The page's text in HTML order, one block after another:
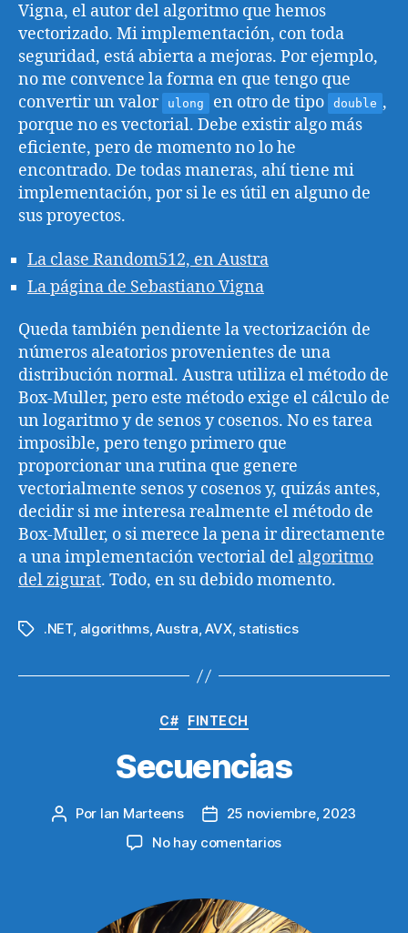
Vigna, el autor del algoritmo que hemos
vectorizado. Mi implementación, con toda
seguridad, está abierta a mejoras. Por ejemplo,
no me convence la forma en que tengo que
convertir un valor
ulong en otro de tipo double ,
porque no es vectorial. Debe existir algo más
eficiente, pero de momento no lo he
encontrado. De todas maneras, ahí tiene mi
implementación, por si le es útil en alguno de
sus proyectos.
La clase Random512, en Austra
La página de Sebastiano Vigna
Queda también pendiente la vectorización de
números aleatorios provenientes de una
distribución normal. Austra utiliza el método de
Box-Muller, pero este método exige el cálculo de
un logaritmo y de senos y cosenos. No es tarea
imposible, pero tengo primero que
proporcionar una rutina que genere
vectorialmente senos y cosenos y, quizás antes,
decidir si me interesa realmente el método de
Box-Muller, o si merece la pena ir directamente
a una implementación vectorial del algoritmo
del zigurat. Todo, en su debido momento.
Etiquetas
.NET, algorithms,Austra,AVX, statistics
Categorías
C# FINTECH
Secuencias
Autor
Por Ian Marteens
Fecha25 noviembre, 2023
No hay comentariosen